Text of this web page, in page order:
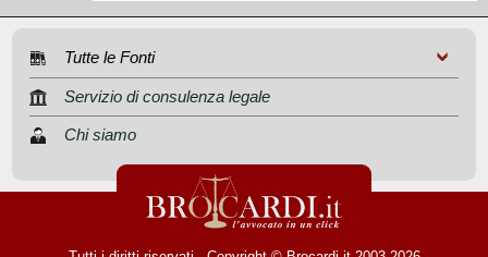
Tutte le Fonti
Servizio di consulenza legale
Chi siamo